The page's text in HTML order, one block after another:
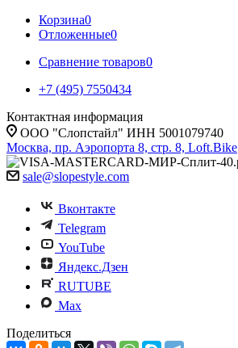
Корзина0
Отложенные0
Сравнение товаров0
+7 (495) 7550434
Контактная информация
ООО "Слопстайл" ИНН 5001079740
Москва, пр. Аэропорта 8, стр. 8, Loft.Bike
sale@slopestyle.com
Вконтакте
Telegram
YouTube
Яндекс.Дзен
RUTUBE
Max
Поделиться